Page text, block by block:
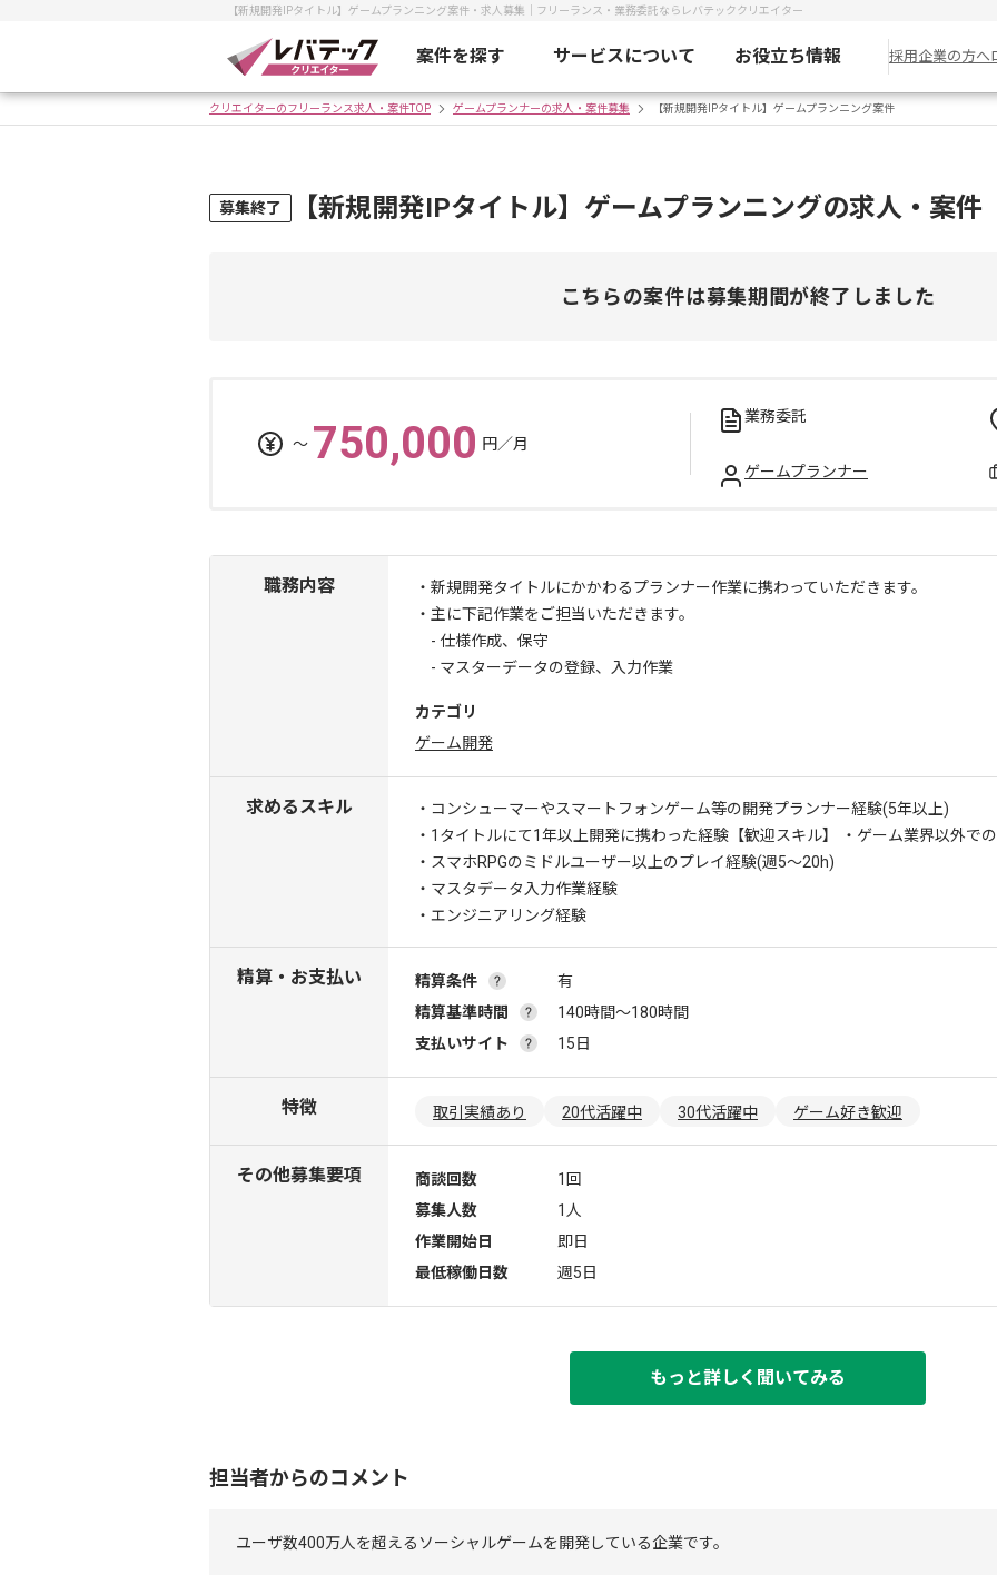
【新規開発IPタイトル】ゲームプランニング案件・求人募集｜フリーランス・業務委託ならレバテッククリエイター
案件を探す サービスについて お役立ち情報 採用企業の方へ
クリエイターのフリーランス求人・案件TOP ゲームプランナーの求人・案件募集 【新規開発IPタイトル】ゲームプランニング案件
募集終了 【新規開発IPタイトル】ゲームプランニングの求人・案件
こちらの案件は募集期間が終了しました
〜 750,000 円／月
業務委託
ゲームプランナー
職務内容
・新規開発タイトルにかかわるプランナー作業に携わっていただきます。
・主に下記作業をご担当いただきます。
- 仕様作成、保守
- マスターデータの登録、入力作業
カテゴリ
ゲーム開発
求めるスキル
・コンシューマーやスマートフォンゲーム等の開発プランナー経験(5年以上)
・1タイトルにて1年以上開発に携わった経験 【歓迎スキル】 ・ゲーム業界以外で
・スマホRPGのミドルユーザー以上のプレイ経験(週5～20h)
・マスタデータ入力作業経験
・エンジニアリング経験
精算・お支払い 精算条件
有
精算基準時間
140時間〜180時間
支払いサイト
15日
特徴 取引実績あり 20代活躍中 30代活躍中 ゲーム好き歓迎
その他募集要項 商談回数
1回
募集人数
1人
作業開始日
即日
最低稼働日数
週5日
もっと詳しく聞いてみる
担当者からのコメント
ユーザ数400万人を超えるソーシャルゲームを開発している企業です。